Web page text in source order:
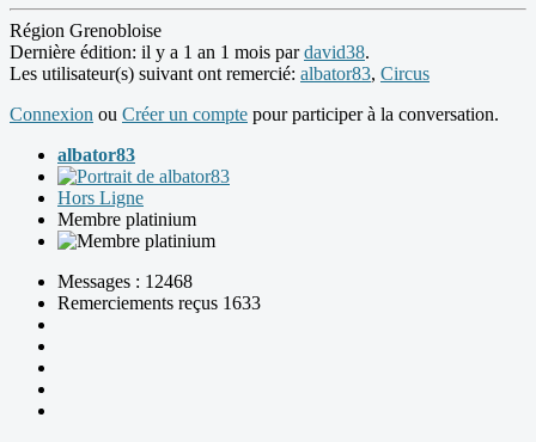
Région Grenobloise
Dernière édition: il y a 1 an 1 mois pardavid38.
Les utilisateur(s) suivant ont remercié: albator83, Circus
Connexion ou Créer un compte pour participer à la conversation.
albator83
Hors Ligne
Membre platinium
Messages : 12468
Remerciements reçus 1633